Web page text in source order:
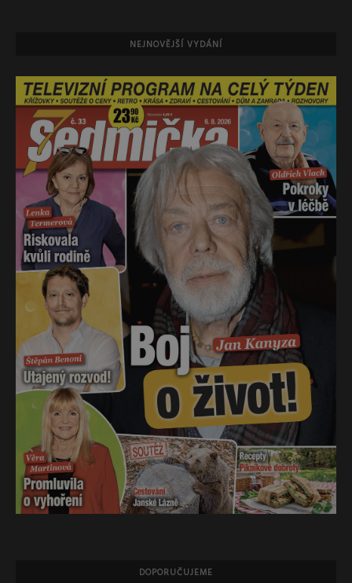
NEJNOVĚJŠÍ VYDÁNÍ
DOPORUČUJEME